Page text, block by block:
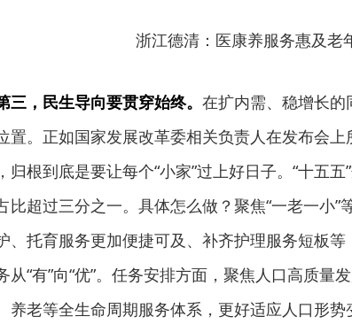
浙江德清：医康养服务惠及老
三，民生导向要贯穿始终。 在扩内需、稳增长
置。正如国家发展改革委相关负责人在发布会上
归根到底是要让每个“小家”过上好日子。“十五
比超过三分之一。具体怎么做？聚焦“一老一小”
、托育服务更加便捷可及、补齐护理服务短板
从“有”向“优”。任务安排方面，聚焦人口高质量
养老等全生命周期服务体系，更好适应人口形